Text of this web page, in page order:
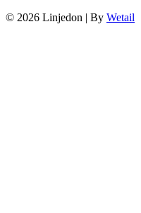
© 2026 Linjedon | By Wetail